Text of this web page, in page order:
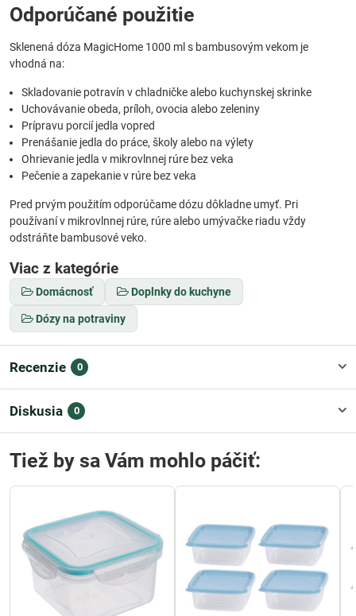
Odporúčané použitie
Sklenená dóza MagicHome 1000 ml s bambusovým vekom je
vhodná na:
Skladovanie potravín v chladničke alebo kuchynskej skrinke
Uchovávanie obeda, príloh, ovocia alebo zeleniny
Prípravu porcií jedla vopred
Prenášanie jedla do práce, školy alebo na výlety
Ohrievanie jedla v mikrovlnnej rúre bez veka
Pečenie a zapekanie v rúre bez veka
Pred prvým použitím odporúčame dózu dôkladne umyť. Pri
používaní v mikrovlnnej rúre, rúre alebo umývačke riadu vždy
odstráňte bambusové veko.
Viac z kategórie
Domácnosť Doplnky do kuchyne
Dózy na potraviny
Recenzie 0
Diskusia 0
Tiež by sa Vám mohlo páčiť: